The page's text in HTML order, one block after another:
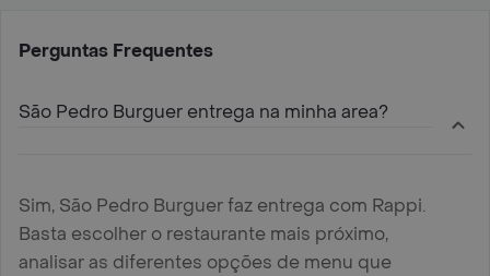
Perguntas Frequentes
São Pedro Burguer entrega na minha area?
Sim, São Pedro Burguer faz entrega com Rappi.
Basta escolher o restaurante mais próximo,
analisar as diferentes opções de menu que